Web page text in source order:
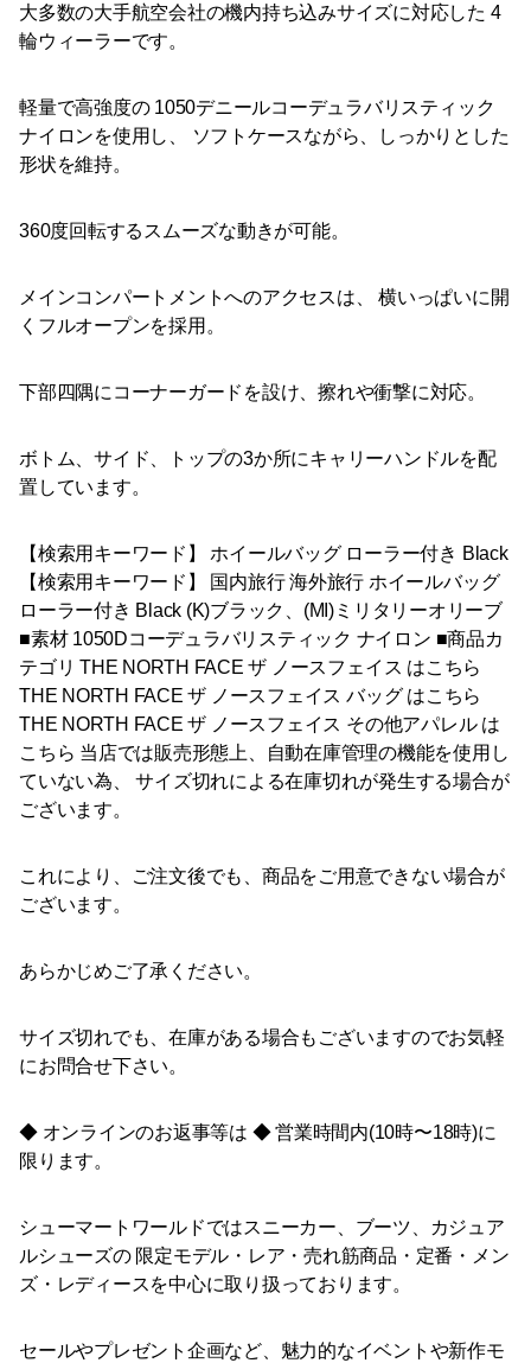
大多数の大手航空会社の機内持ち込みサイズに対応した 4
輪ウィーラーです。
軽量で高強度の 1050デニールコーデュラバリスティック
ナイロンを使用し、 ソフトケースながら、しっかりとした
形状を維持。
360度回転するスムーズな動きが可能。
メインコンパートメントへのアクセスは、 横いっぱいに開
くフルオープンを採用。
下部四隅にコーナーガードを設け、擦れや衝撃に対応。
ボトム、サイド、トップの3か所にキャリーハンドルを配
置しています。
【検索用キーワード】 ホイールバッグ ローラー付き Black
【検索用キーワード】 国内旅行 海外旅行 ホイールバッグ
ローラー付き Black (K)ブラック、(MI)ミリタリーオリーブ
■素材 1050Dコーデュラバリスティック ナイロン ■商品カ
テゴリ THE NORTH FACE ザ ノースフェイス はこちら
THE NORTH FACE ザ ノースフェイス バッグ はこちら
THE NORTH FACE ザ ノースフェイス その他アパレル は
こちら 当店では販売形態上、自動在庫管理の機能を使用し
ていない為、 サイズ切れによる在庫切れが発生する場合が
ございます。
これにより、ご注文後でも、商品をご用意できない場合が
ございます。
あらかじめご了承ください。
サイズ切れでも、在庫がある場合もございますのでお気軽
にお問合せ下さい。
◆ オンラインのお返事等は ◆ 営業時間内(10時〜18時)に
限ります。
シューマートワールドではスニーカー、ブーツ、カジュア
ルシューズの 限定モデル・レア・売れ筋商品・定番・メン
ズ・レディースを中心に取り扱っております。
セールやプレゼント企画など、魅力的なイベントや新作モ